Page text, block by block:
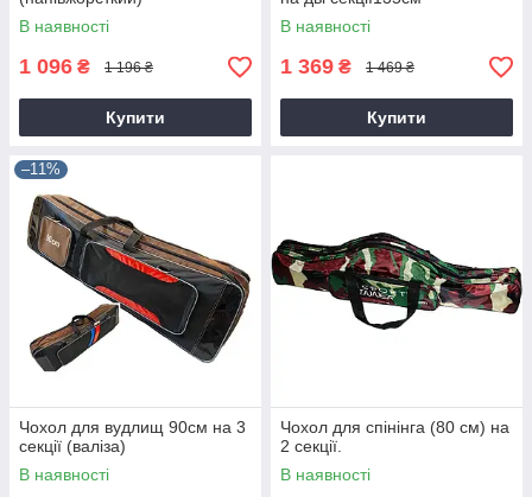
В наявності
1 096 ₴ 1 196 ₴
Купити
В наявності
1 369 ₴ 1 469 ₴
Купити
–11%
Чохол для вудлищ 90см на 3
секції (валіза)
В наявності
Чохол для спінінга (80 см) на
2 секції.
В наявності